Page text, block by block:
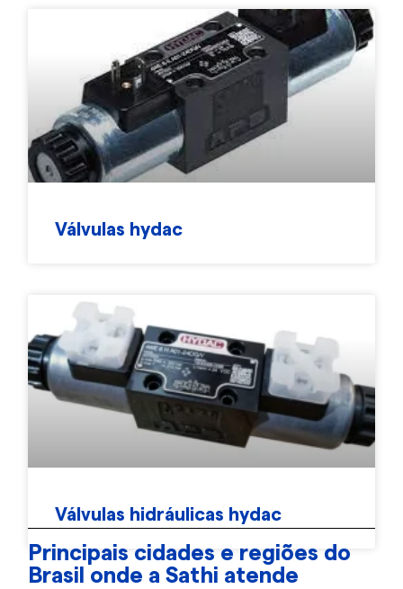
Válvulas hydac
Válvulas hidráulicas hydac
Principais cidades e regiões do
Brasil onde a Sathi atende